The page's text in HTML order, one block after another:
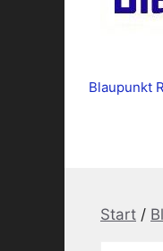
Blaupunkt
Start /